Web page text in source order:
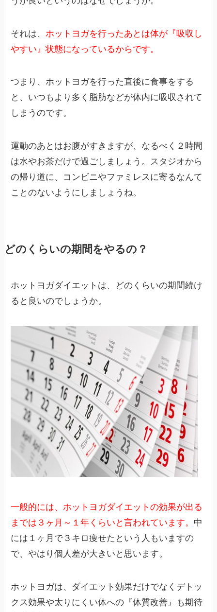
それは、 ホットヨガを行ったあとは体が『吸収し
やすい』状態になっているからです。
つまり、ホットヨガを行った直後に食事をする
と、いつもより多く脂肪などが体内に吸収されて
しまうのです。
運動のあとはお腹がすきますが、なるべく２時間
は水やお茶だけで過ごしましょう。スタジオから
の帰り道に、コンビニやファミレスに寄るなんて
ことのないようにしましょうね。
どのくらいの期間をやるの？
ホットヨガダイエットは、どのくらいの期間続け
ると良いのでしょうか。
一般的には、ホットヨガダイエットの効果が出る
までは３ヶ月～１年くらいと言われています。 中
には１ヶ月で３キロ痩せたという人もいますの
で、やはり個人差が大きいと思います。
ホットヨガは、ダイエット効果だけでなくデトッ
クス効果や太りにくい体への『体質改善』も期待